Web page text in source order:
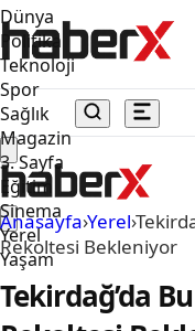
Dünya
Politika
Teknoloji
Spor
Sağlık
Magazin
3. Sayfa
Eğitim
Sinema
Yerel
Yaşam
Anasayfa›Yerel›
Rekoltesi Bekleniyor
Tekirdağ’da